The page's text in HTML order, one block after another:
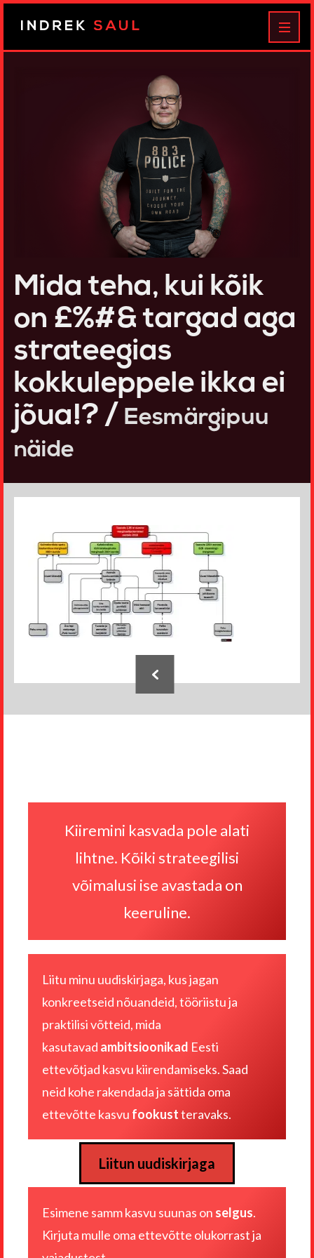
Indrek
Mida teha, kui kõik
on £%#& targad aga
strateegias
kokkuleppele ikka ei
jõua!? / Eesmärgipuu
näide
Kiiremini kasvada pole alati
lihtne. Kõiki strateegilisi
võimalusi ise avastada on
keeruline.
Liitu minu uudiskirjaga, kus jagan
konkreetseid nõuandeid, tööriistu ja
praktilisi võtteid, mida
kasutavad ambitsioonikad Eesti
ettevõtjad kasvu kiirendamiseks. Saad
neid kohe rakendada ja sättida oma
ettevõtte kasvu fookustteravaks.
Liitun uudiskirjaga
Esimene samm kasvu suunas on selgus.
Kirjuta mulle oma ettevõtte olukorrast ja